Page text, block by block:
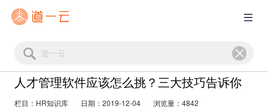
人才管理软件应该怎么挑？三大技巧告诉你
栏目：HR知识库 日期：2019-12-04 浏览量：4842